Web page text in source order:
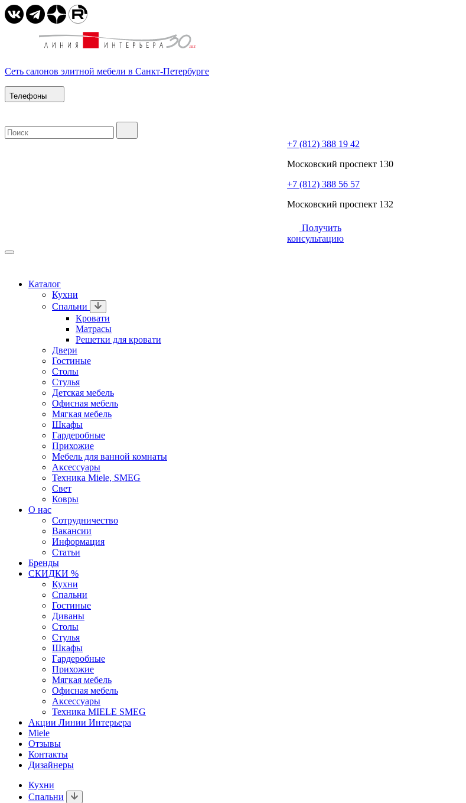
Сеть салонов элитной мебели в Санкт-Петербурге
Телефоны
+7 (812) 388 19 42
Московский проспект 130
+7 (812) 388 56 57
Московский проспект 132
Получить
консультацию
Каталог
Кухни
Спальни
Кровати
Матрасы
Решетки для кровати
Двери
Гостиные
Столы
Стулья
Детская мебель
Офисная мебель
Мягкая мебель
Шкафы
Гардеробные
Прихожие
Мебель для ванной комнаты
Аксессуары
Техника Miele, SMEG
Свет
Ковры
О нас
Сотрудничество
Вакансии
Информация
Статьи
Бренды
СКИДКИ %
Кухни
Спальни
Гостиные
Диваны
Столы
Стулья
Шкафы
Гардеробные
Прихожие
Мягкая мебель
Офисная мебель
Аксессуары
Техника MIELE SMEG
Акции Линии Интерьера
Miele
Отзывы
Контакты
Дизайнеры
Кухни
Спальни